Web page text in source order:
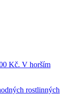
Kč. V horším
rostlinných